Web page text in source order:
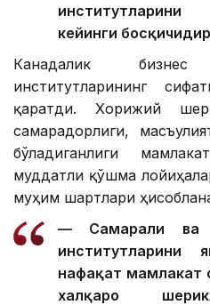
кейинги
Канадалик
институтларининг
қаратди. Хорижий
самарадорлиги,
бўладиганлиги
муддатли қўшма
муҳим шартлари
— Самарали ва
институтларини
нафақат мамлакат
халқаро